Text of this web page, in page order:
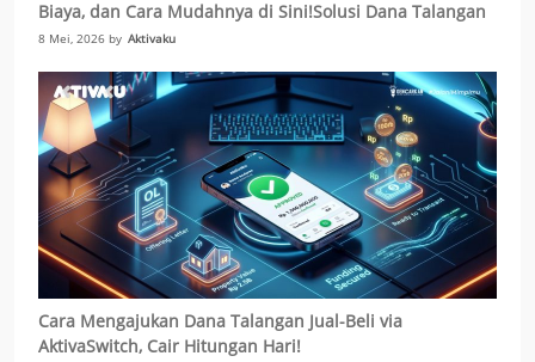
Biaya, dan Cara Mudahnya di Sini!Solusi Dana Talangan
Biaya-biaya KPR Cepat Cair Tanpa Repot Jual Aset
8 Mei, 2026 by Aktivaku
Cara Mengajukan Dana Talangan Jual-Beli via
AktivaSwitch, Cair Hitungan Hari!